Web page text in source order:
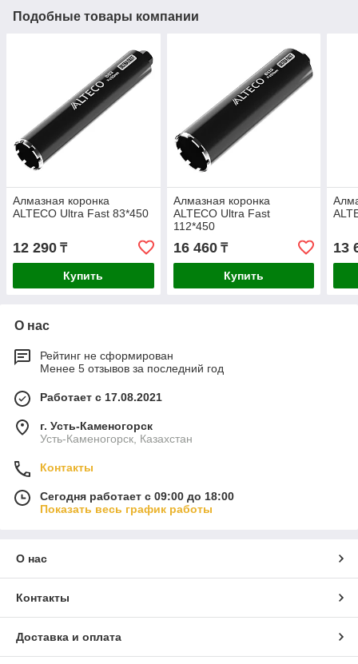
Подобные товары компании
Алмазная коронка
ALTECO Ultra Fast 83*450
12 290 ₸
Купить
Алмазная коронка
ALTECO Ultra Fast
112*450
16 460₸
Купить
13
О нас
Рейтинг не сформирован
Менее 5 отзывов за последний год
Работает с 17.08.2021
г. Усть-Каменогорск
Усть-Каменогорск, Казахстан
Контакты
Сегодня работает с 09:00 до 18:00
Показать весь график работы
О нас
Контакты
Доставка и оплата